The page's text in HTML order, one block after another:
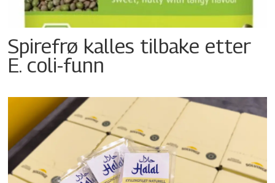
Spirefrø kalles tilbake etter
E. coli-funn